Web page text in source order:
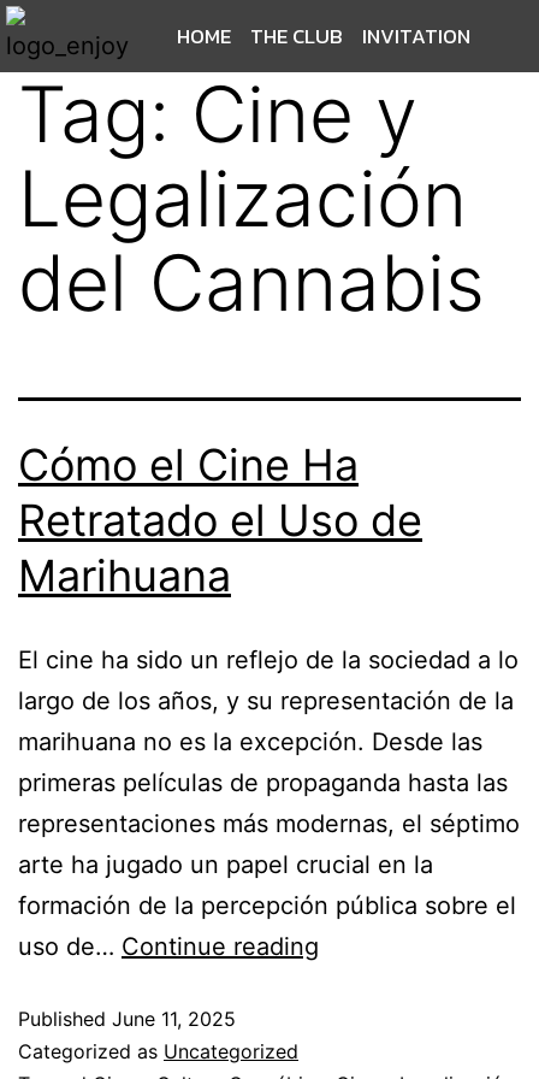
HOME THE CLUB INVITATION
Tag: Cine y
Legalización
del Cannabis
Cómo el Cine Ha
Retratado el Uso de
Marihuana
El cine ha sido un reflejo de la sociedad a lo
largo de los años, y su representación de la
marihuana no es la excepción. Desde las
primeras películas de propaganda hasta las
representaciones más modernas, el séptimo
arte ha jugado un papel crucial en la
formación de la percepción pública sobre el
uso de… Continue reading
Published June 11, 2025
Categorized as Uncategorized